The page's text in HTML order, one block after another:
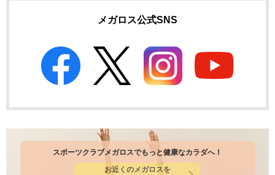
メガロス公式SNS
スポーツクラブメガロスでもっと健康なカラダへ！
お近くのメガロスを